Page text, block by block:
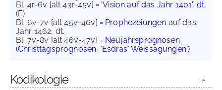
Bl. 4r-6v [alt 43r-45v] = 'Vision auf das Jahr 1401', dt.
(E)
Bl. 6v-7v [alt 45v-46v] = Prophezeiungen auf das
Jahr 1462, dt.
Bl. 7v-8v [alt 46v-47v] = Neujahrsprognosen
(Christtagsprognosen, 'Esdras' Weissagungen')
Kodikologie